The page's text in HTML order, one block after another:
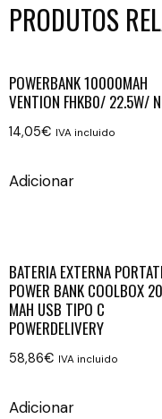
PRODUTOS
POWERBANK 10000MAH
VENTION FHKB0/ 22.5W/
14,05€ IVA incluido
Adicionar
BATERIA EXTERNA
POWER BANK COOLBOX
MAH USB TIPO C
POWERDELIVERY
58,86€ IVA incluido
Adicionar